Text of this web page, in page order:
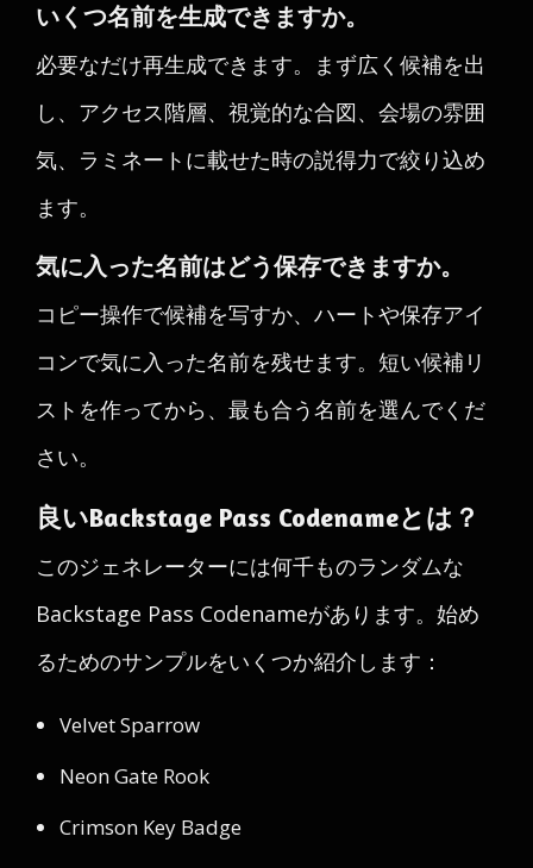
いくつ名前を生成できますか。
必要なだけ再生成できます。まず広く候補を出
し、アクセス階層、視覚的な合図、会場の雰囲
気、ラミネートに載せた時の説得力で絞り込め
ます。
気に入った名前はどう保存できますか。
コピー操作で候補を写すか、ハートや保存アイ
コンで気に入った名前を残せます。短い候補リ
ストを作ってから、最も合う名前を選んでくだ
さい。
良いBackstage Pass Codenameとは？
このジェネレーターには何千ものランダムな
Backstage Pass Codenameがあります。始め
るためのサンプルをいくつか紹介します：
Velvet Sparrow
Neon Gate Rook
Crimson Key Badge